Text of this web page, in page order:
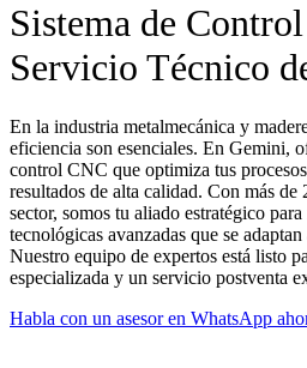
Sistema de
Servicio Técnico
En la industria metalmecánica y
eficiencia son esenciales. En Gemini,
control CNC que optimiza tus
resultados de alta calidad. Con más de
sector, somos tu aliado estratégico
tecnológicas avanzadas que se
Nuestro equipo de expertos está listo
especializada y un servicio postventa
Habla con un asesor en WhatsApp